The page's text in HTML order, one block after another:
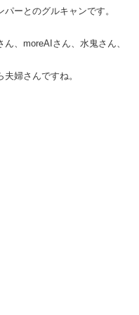
ーとのグルキャンです。
、moreAIさん、水鬼さん、
婦さんですね。